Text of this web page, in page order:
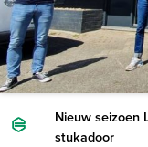
Nieuw seizoen
stukadoor